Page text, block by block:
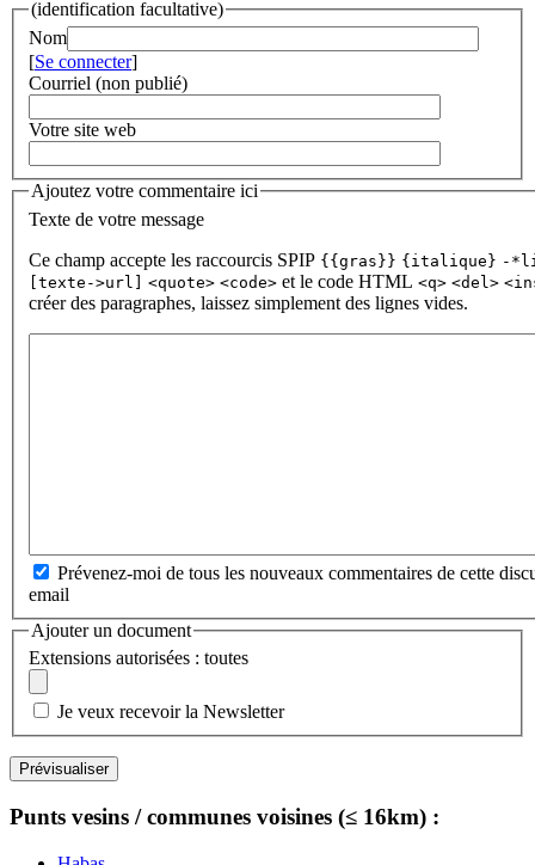
(identification facultative)
Nom
[Se connecter]
Courriel (non publié)
Votre site web
Ajoutez votre commentaire ici
Texte de votre message
Ce champ accepte les raccourcis SPIP {{gras}} {italique} -
[texte->url] <quote> <code> et le code HTML <q> <del>
créer des paragraphes, laissez simplement des lignes vides.
Prévenez-moi de tous les nouveaux commentaires de cette
email
Ajouter un document
Extensions autorisées : toutes
Je veux recevoir la Newsletter
Punts vesins / communes voisines (≤ 16km) :